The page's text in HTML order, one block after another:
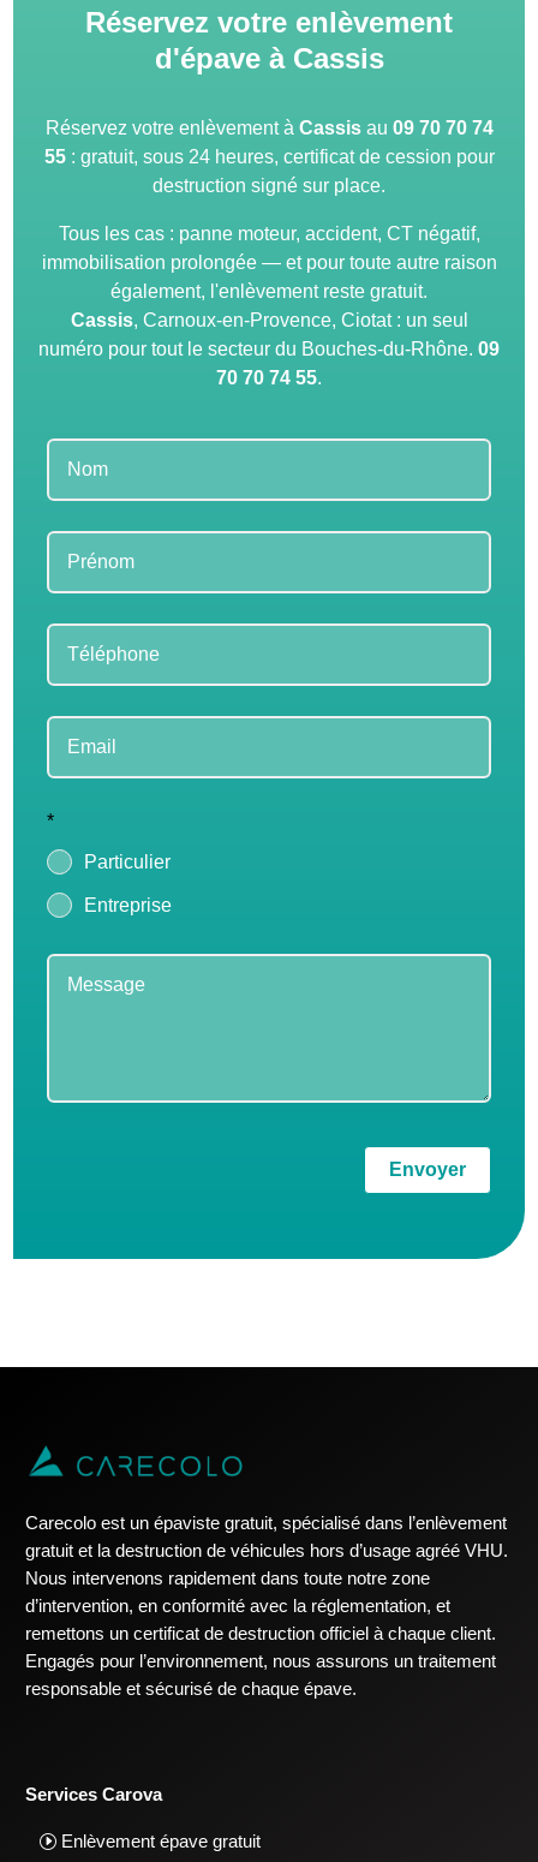
Réservez votre enlèvement
d'épave à Cassis
Réservez votre enlèvement à Cassisau 09 70 70 74
55: gratuit, sous 24 heures, certificat de cession pour
destruction signé sur place.
Tous les cas : panne moteur, accident, CT négatif,
immobilisation prolongée — et pour toute autre raison
également, l'enlèvement reste gratuit.
Cassis, Carnoux-en-Provence, Ciotat : un seul
numéro pour tout le secteur du Bouches-du-Rhône. 09
70 70 74 55.
Leave
this
field
*
Particulier
Entreprise
Envoyer
Carecolo est un épaviste gratuit, spécialisé dans l’enlèvement
gratuit et la destruction de véhicules hors d’usage agréé VHU.
Nous intervenons rapidement dans toute notre zone
d’intervention, en conformité avec la réglementation, et
remettons un certificat de destruction officiel à chaque client.
Engagés pour l’environnement, nous assurons un traitement
responsable et sécurisé de chaque épave.
Services Carova
Enlèvement épave gratuit